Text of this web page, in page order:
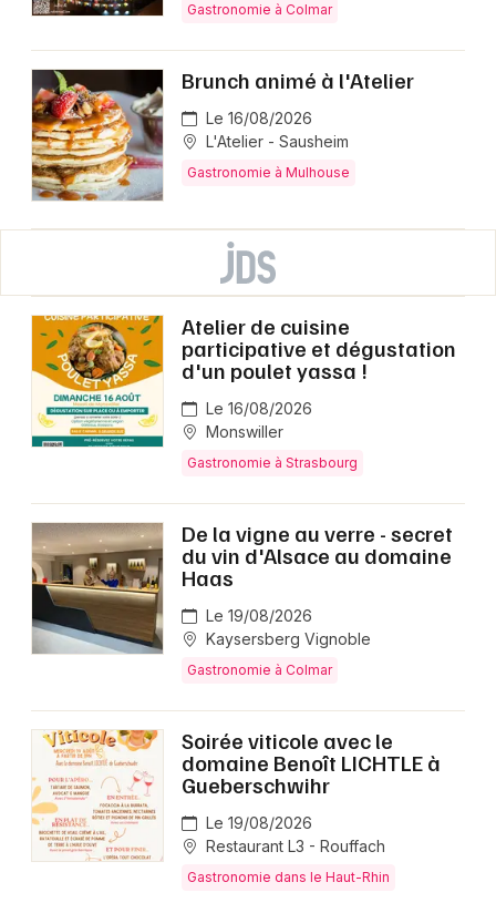
Gastronomie à Colmar
Brunch animé à l'Atelier
Le 16/08/2026
L'Atelier - Sausheim
Gastronomie à Mulhouse
Atelier de cuisine
participative et dégustation
d'un poulet yassa !
Le 16/08/2026
Monswiller
Gastronomie à Strasbourg
De la vigne au verre - secret
du vin d'Alsace au domaine
Haas
Le 19/08/2026
Kaysersberg Vignoble
Gastronomie à Colmar
Soirée viticole avec le
domaine Benoît LICHTLE à
Gueberschwihr
Le 19/08/2026
Restaurant L3 - Rouffach
Gastronomie dans le Haut-Rhin